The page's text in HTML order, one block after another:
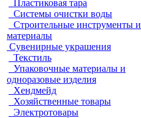
Пластиковая тара
Системы очистки воды
Строительные инструменты и
материалы
Сувенирные украшения
Текстиль
Упаковочные материалы и
одноразовые изделия
Хендмейд
Хозяйственные товары
Электротовары